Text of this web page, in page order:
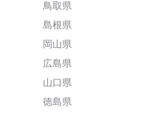
鳥取県
島根県
岡山県
広島県
山口県
徳島県